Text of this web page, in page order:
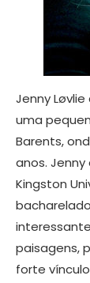
Jenny
uma
Barents,
anos.
Kingston
paisagens,
forte